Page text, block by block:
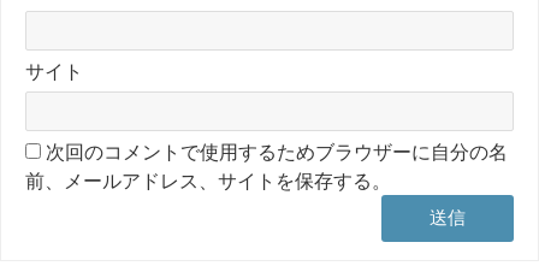
サイト
次回のコメントで使用するためブラウザーに自分の名
前、メールアドレス、サイトを保存する。